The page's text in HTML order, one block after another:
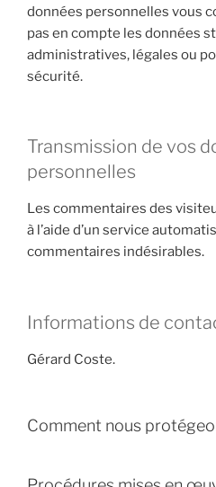
données personnelles vous
pas en compte les données
administratives, légales ou
sécurité.
Transmission de vos
personnelles
Les commentaires des
à l’aide d’un service
commentaires indésirables.
Informations de
Gérard Coste.
Comment nous